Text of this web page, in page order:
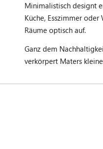
Minimalistisch designt
Küche, Esszimmer
Räume optisch auf.
Ganz dem
verkörpert Maters